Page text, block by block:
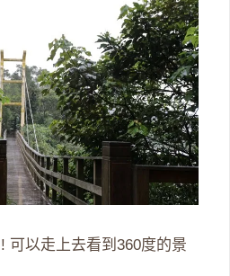
可以走上去看到360度的景